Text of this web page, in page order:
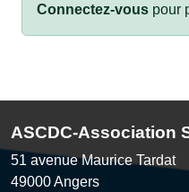
Connectez-vous pour
ASCDC-Association
51 avenue Maurice Tardat
49000Angers